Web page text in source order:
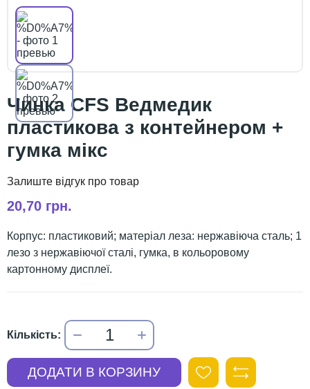
Чинка СFS Ведмедик
пластикова з контейнером +
гумка мікс
20,70 грн.
Корпус: пластиковий; матеріал леза: нержавіюча сталь; 1
лезо з нержавіючої сталі, гумка, в кольоровому
картонному дисплеї.